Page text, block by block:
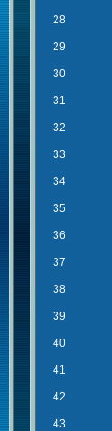
28
29
30
31
32
33
34
35
36
37
38
39
40
41
42
43